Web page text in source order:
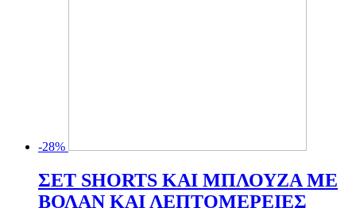
-28%
ΣΕΤ SHORTS ΚΑΙ ΜΠΛΟΥΖΑ ΜΕ
ΒΟΛΑΝ ΚΑΙ ΛΕΠΤΟΜΕΡΕΙΕΣ